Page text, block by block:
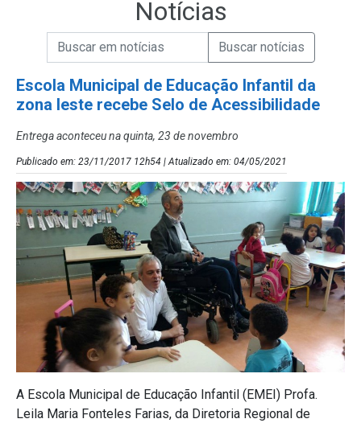
Notícias
Campo de Busca de Notícias
Campo de Busca de informaçõesEnviar a Busca de Notícias
Escola Municipal de Educação Infantil da
zona leste recebe Selo de Acessibilidade
Entrega aconteceu na quinta, 23 de novembro
Publicado em: 23/11/2017 12h54 | Atualizado em: 04/05/2021
A Escola Municipal de Educação Infantil (EMEI) Profa.
Leila Maria Fonteles Farias, da Diretoria Regional de